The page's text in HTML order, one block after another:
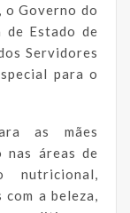
o Governo do
de Estado de
Servidores
para o
as mães
nas áreas de
nutricional,
a beleza,